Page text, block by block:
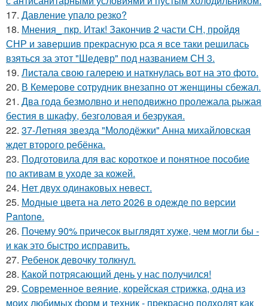
17. Давление упало резко?
18. Мнения_ пкр. Итак! Закончив 2 части СН, пройдя
СНР и завершив прекрасную рса я все таки решилась
взяться за этот "Шедевр" под названием СН 3.
19. Листала свою галерею и наткнулась вот на это фото.
20. В Кемерове сотрудник внезапно от женщины сбежал.
21. Два года безмолвно и неподвижно пролежала рыжая
бестия в шкафу, безголовая и безрукая.
22. 37-Летняя звезда "Молодёжки" Анна михайловская
ждет второго ребёнка.
23. Подготовила для вас короткое и понятное пособие
по активам в уходе за кожей.
24. Нет двух одинаковых невест.
25. Модные цвета на лето 2026 в одежде по версии
Pantone.
26. Почему 90% причесок выглядят хуже, чем могли бы -
и как это быстро исправить.
27. Ребенок девочку толкнул.
28. Какой потрясающий день у нас получился!
29. Современное веяние, корейская стрижка, одна из
моих любимых форм и техник - прекрасно подходят как